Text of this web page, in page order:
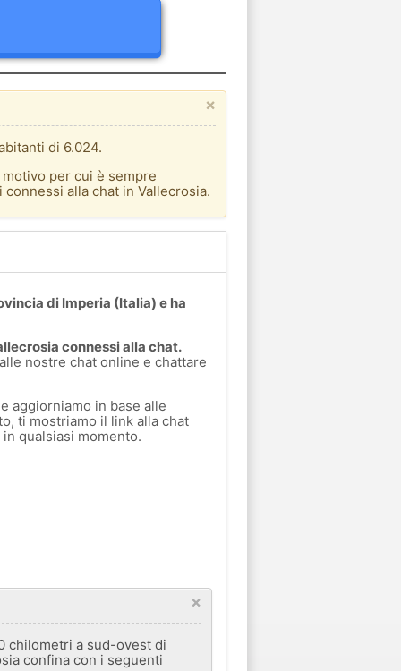
×
di 6.024.
per cui è sempre
alla chat in Vallecrosia.
di Imperia (Italia) e ha
connessi alla chat.
nostre chat online e chattare
aggiorniamo in base alle
ti mostriamo il link alla chat
qualsiasi momento.
×
chilometri a sud-ovest di
confina con i seguenti